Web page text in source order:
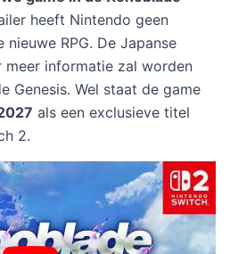
heeft Nintendo geen
RPG. De Japanse
informatie zal worden
Genesis. Wel staat de game
als een exclusieve titel
2.